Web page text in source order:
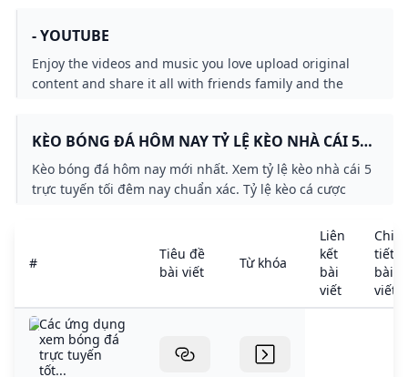
- YOUTUBE
Enjoy the videos and music you love upload original
content and share it all with friends family and the
KÈO BÓNG ĐÁ HÔM NAY TỶ LỆ KÈO NHÀ CÁI 5
TRỰC TUYẾN KEONHACAI
Kèo bóng đá hôm nay mới nhất. Xem tỷ lệ kèo nhà cái 5
trực tuyến tối đêm nay chuẩn xác. Tỷ lệ kèo cá cược
#
Tiêu đề
bài viết
Từ khóa
Liên
kết
bài
viết
Chi
tiết
bài
viết
Các ứng dụng
xem bóng đá
trực tuyến
tốt...